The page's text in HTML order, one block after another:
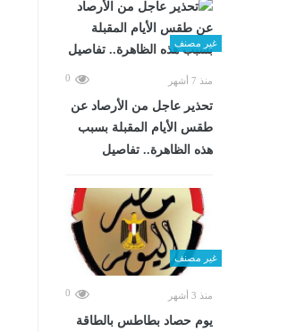
غير مصنف
منذ 7 أشهر 0
تحذير عاجل من الأرصاد عن
طقس الأيام المقبلة بسبب
هذه الظاهرة.. تفاصيل
غير مصنف
منذ 3 أشهر 0
يوم حصاد بطاطس بالطاقة